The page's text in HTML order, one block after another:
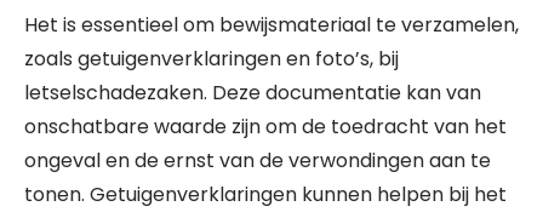
Het is essentieel om bewijsmateriaal te verzamelen,
zoals getuigenverklaringen en foto’s, bij
letselschadezaken. Deze documentatie kan van
onschatbare waarde zijn om de toedracht van het
ongeval en de ernst van de verwondingen aan te
tonen. Getuigenverklaringen kunnen helpen bij het